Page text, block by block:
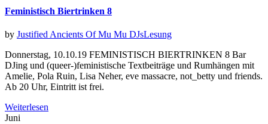
Feministisch Biertrinken 8
by Justified Ancients Of Mu Mu DJsLesung
Donnerstag, 10.10.19 FEMINISTISCH BIERTRINKEN 8 Bar
DJing und (queer-)feministische Textbeiträge und Rumhängen mit
Amelie, Pola Ruin, Lisa Neher, eve massacre, not_betty und friends.
Ab 20 Uhr, Eintritt ist frei.
Weiterlesen
Juni